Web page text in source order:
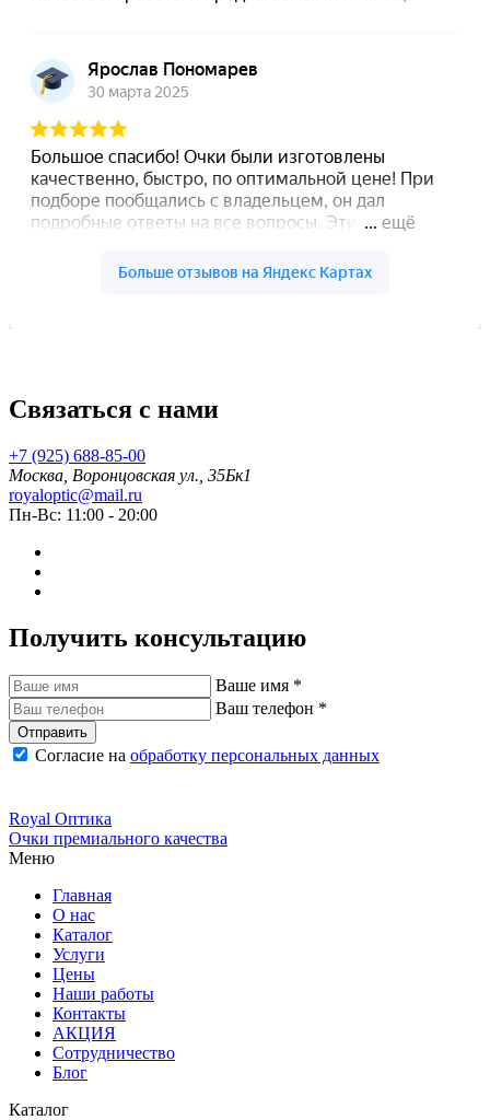
Связаться с нами
+7 (925) 688-85-00
Москва, Воронцовская ул., 35Бк1
royaloptic@mail.ru
Пн-Вс: 11:00 - 20:00
Получить консультацию
Ваше имя *
Ваш телефон *
Отправить
Согласие на обработку персональных данных
Royal Оптика
Очки премиального качества
Меню
Главная
О нас
Каталог
Услуги
Цены
Наши работы
Контакты
АКЦИЯ
Сотрудничество
Блог
Каталог